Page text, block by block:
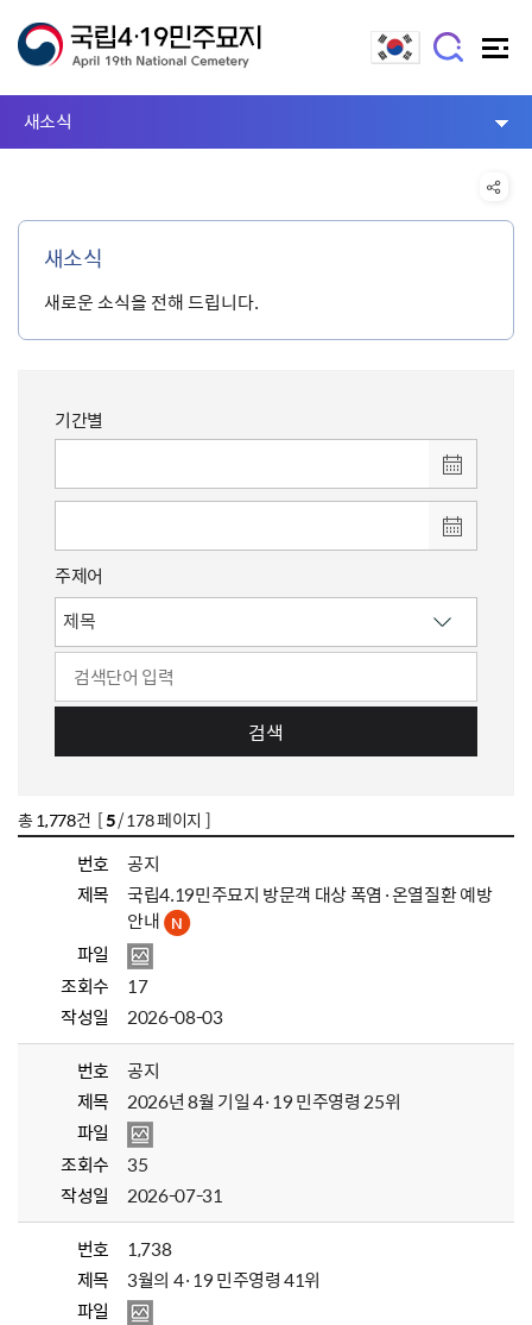
새소식
새소식
새로운 소식을 전해 드립니다.
기간별
주제어
검색
총 1,778건 [5/ 178 페이지 ]
번호
공지
제목
국립4.19민주묘지 방문객 대상 폭염·온열질환 예방
안내
파일
조회수
17
작성일
2026-08-03
번호
공지
제목
2026년 8월 기일 4·19 민주영령 25위
파일
조회수
35
작성일
2026-07-31
번호
1,738
제목
3월의 4·19 민주영령 41위
파일